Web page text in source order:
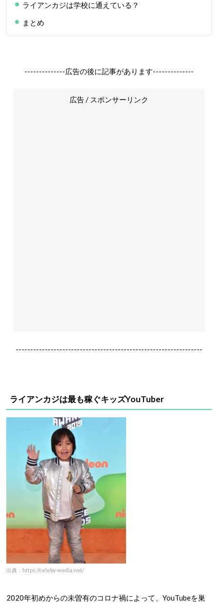
ライアンカジは学校に通えている？
まとめ
--------------広告の後に記事があります--------------
広告 / スポンサーリンク
----------------------------------------------------------------
ライアンカジは最も稼ぐキッズYouTuber
出典：https://celeby-media.net/
2020年初めからの未曽有のコロナ禍によって、YouTubeを巣